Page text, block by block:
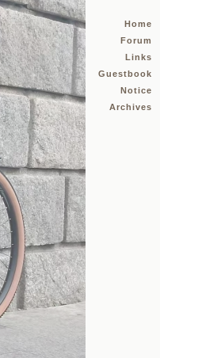
Home
Forum
Links
Guestbook
Notice
Archives